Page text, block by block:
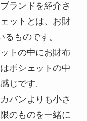
ランドを紹介さ
ットとは、お財
ものです。
トの中にお財布
ポシェットの中
じです。
バンよりも小さ
のものを一緒に